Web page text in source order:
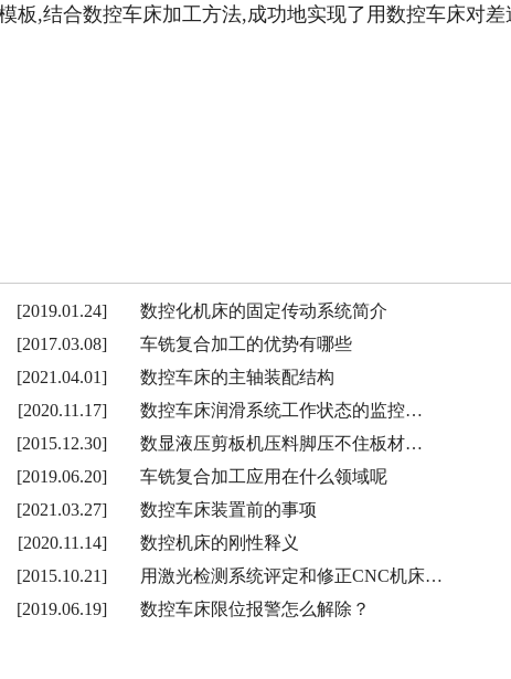
板,结合数控车床加工方法,成功地实现了用数控车床对
[2019.01.24]
数控化机床的固定传动系统简介
[2017.03.08]
车铣复合加工的优势有哪些
[2021.04.01]
数控车床的主轴装配结构
[2020.11.17]
数控车床润滑系统工作状态的监控…
[2015.12.30]
数显液压剪板机压料脚压不住板材…
[2019.06.20]
车铣复合加工应用在什么领域呢
[2021.03.27]
数控车床装置前的事项
[2020.11.14]
数控机床的刚性释义
[2015.10.21]
用激光检测系统评定和修正CNC机床…
[2019.06.19]
数控车床限位报警怎么解除？